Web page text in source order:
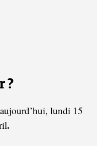
?
lundi 15
.